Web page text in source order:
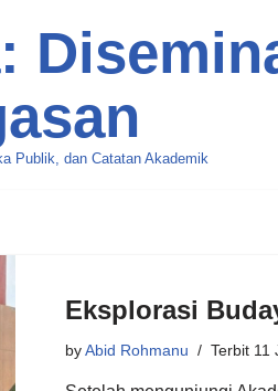
Publik, dan Catatan Akademik
Eksplorasi
byAbid Rohmanu 11